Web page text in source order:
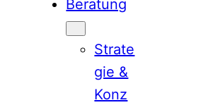
Beratung
Strate
gie &
Konz